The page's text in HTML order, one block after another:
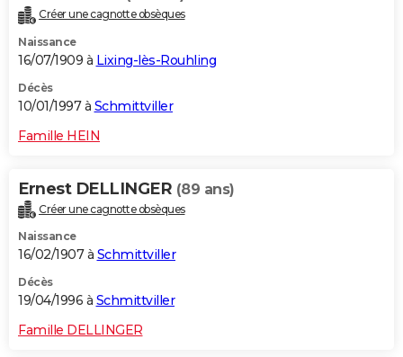
Créer une cagnotte obsèques
Naissance
16/07/1909 à Lixing-lès-Rouhling
Décès
10/01/1997 à Schmittviller
Famille HEIN
Ernest DELLINGER (89 ans)
Créer une cagnotte obsèques
Naissance
16/02/1907 à Schmittviller
Décès
19/04/1996 à Schmittviller
Famille DELLINGER